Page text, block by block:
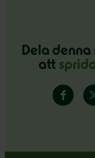
Dela denna
att